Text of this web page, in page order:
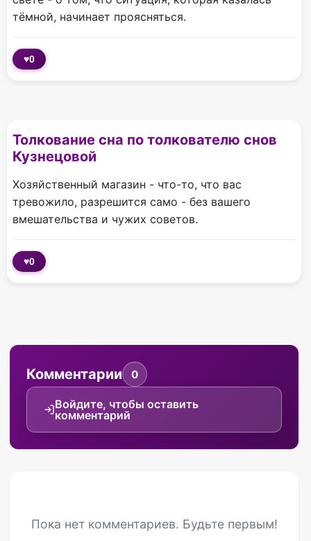
тёмной, начинает проясняться.
♥0
Толкование сна по толкователю снов
Кузнецовой
Хозяйственный магазин - что-то, что вас
тревожило, разрешится само - без вашего
вмешательства и чужих советов.
♥0
Комментарии 0
Войдите, чтобы оставить
комментарий
Пока нет комментариев. Будьте первым!